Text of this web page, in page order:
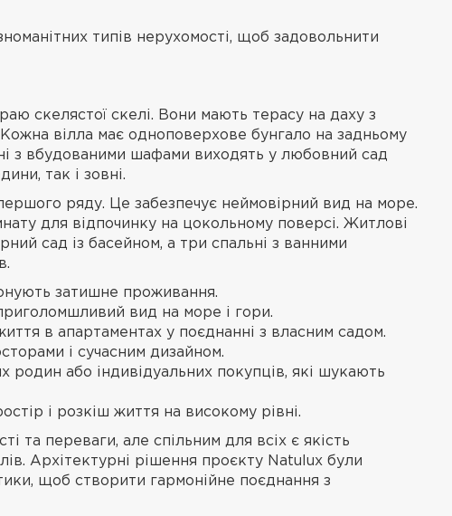
типів нерухомості, щоб задовольнити
скелястої скелі. Вони мають терасу на даху з
вілла має одноповерхове бунгало на задньому
з вбудованими шафами виходять у любовний сад
так і зовні.
ряду. Це забезпечує неймовірний вид на море.
для відпочинку на цокольному поверсі. Житлові
сад із басейном, а три спальні з ванними
затишне проживання.
вид на море і гори.
в апартаментах у поєднанні з власним садом.
і сучасним дизайном.
родин або індивідуальних покупців, які шукають
і розкіш життя на високому рівні.
та переваги, але спільним для всіх є якість
Архітектурні рішення проєкту Natulux були
щоб створити гармонійне поєднання з